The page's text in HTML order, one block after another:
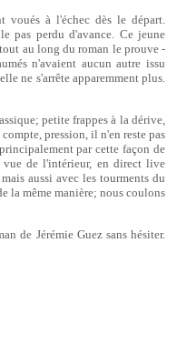
voués à l'échec dès le départ.
pas perdu d'avance. Ce jeune
au long du roman le prouve -
n'avaient aucun autre issu
ne s'arrête apparemment plus.
petite frappes à la dérive,
pression, il n'en reste pas
par cette façon de
vue de l'intérieur, en direct live
aussi avec les tourments du
la même manière; nous coulons
de Jérémie Guez sans hésiter.